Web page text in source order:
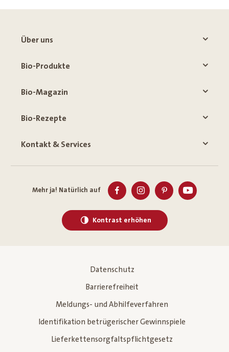
Über uns
Bio-Produkte
Bio-Magazin
Bio-Rezepte
Kontakt & Services
Mehr ja! Natürlich auf
Kontrast erhöhen
Datenschutz
Barrierefreiheit
Meldungs- und Abhilfeverfahren
Identifikation betrügerischer Gewinnspiele
Lieferkettensorgfaltspflichtgesetz